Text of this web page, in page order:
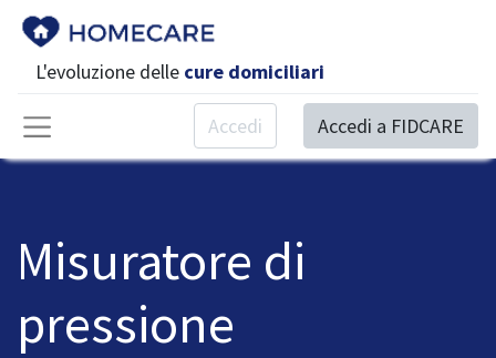
L'evoluzione delle cure domiciliari
Accedi Accedi a FIDCARE
Misuratore di
pressione